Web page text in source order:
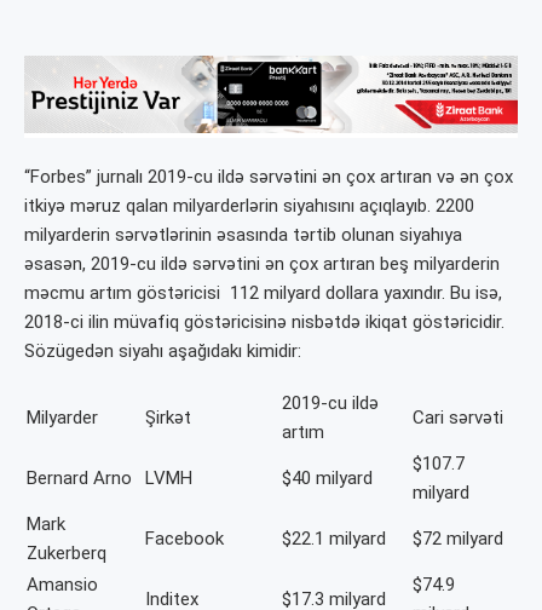
“Forbes” jurnalı 2019-cu ildə sərvətini ən çox artıran və ən çox
itkiyə məruz qalan milyarderlərin siyahısını açıqlayıb. 2200
milyarderin sərvətlərinin əsasında tərtib olunan siyahıya
əsasən, 2019-cu ildə sərvətini ən çox artıran beş milyarderin
məcmu artım göstəricisi 112 milyard dollara yaxındır. Bu isə,
2018-ci ilin müvafiq göstəricisinə nisbətdə ikiqat göstəricidir.
Sözügedən siyahı aşağıdakı kimidir:
Milyarder Şirkət
2019-cu ildə
artım
Cari sərvəti
Bernard Arno LVMH $40 milyard
$107.7
milyard
Mark
Zukerberq
Facebook $22.1 milyard $72 milyard
Amansio
Inditex $17.3 milyard
$74.9